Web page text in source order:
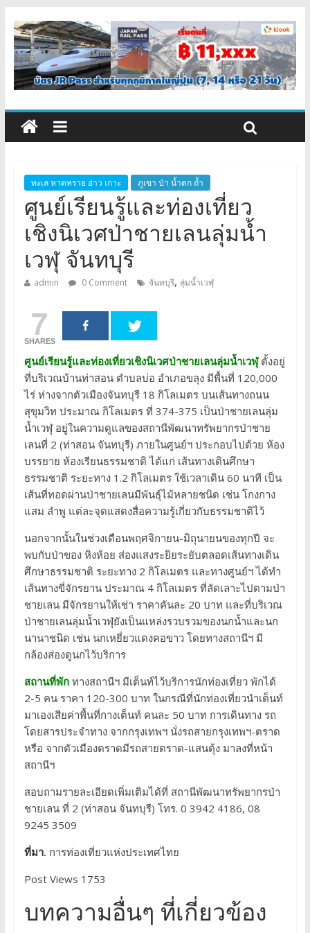
ทะเล หาดทราย อ่าว เกาะ ภูเขา ป่า น้ำตก ถ้ำ
ศูนย์เรียนรู้และท่องเที่ยว
เชิงนิเวศป่าชายเลนลุ่มน้ำ
เวฬุ จันทบุรี
admin 0 Comment จันทบุรี, ลุ่มน้ำเวฬุ
7
SHARES
ศูนย์เรียนรู้และท่องเที่ยวเชิงนิเวศป่าชายเลนลุ่มน้ำเวฬุตั้งอยู่
ที่บริเวณบ้านท่าสอน ตำบลบ่อ อำเภอขลุง มีพื้นที่ 120,000
ไร่ ห่างจากตัวเมืองจันทบุรี 18 กิโลเมตร บนเส้นทางถนน
สุขุมวิท ประมาณ กิโลเมตร ที่ 374-375 เป็นป่าชายเลนลุ่ม
น้ำเวฬุ อยู่ในความดูแลของสถานีพัฒนาทรัพยากรป่าชาย
เลนที่ 2 (ท่าสอน จันทบุรี) ภายในศูนย์ฯ ประกอบไปด้วย ห้อง
บรรยาย ห้องเรียนธรรมชาติ ได้แก่ เส้นทางเดินศึกษา
ธรรมชาติ ระยะทาง 1.2 กิโลเมตร ใช้เวลาเดิน 60 นาที เป็น
เส้นที่ทอดผ่านป่าชายเลนมีพันธุ์ไม้หลายชนิด เช่น โกงกาง
แสม ลำพู แต่ละจุดแสดงสื่อความรู้เกี่ยวกับธรรมชาติไว้
นอกจากนั้นในช่วงเดือนพฤศจิกายน-มิถุนายนของทุกปี จะ
พบกับป่าของ หิงห้อย ส่องแสงระยิยระยับตลอดเส้นทางเดิน
ศึกษาธรรมชาติ ระยะทาง 2 กิโลเมตร และทางศูนย์ฯ ได้ทำ
เส้นทางขี่จักรยาน ประมาณ 4 กิโลเมตร ที่ลัดเลาะไปตามป่า
ชายเลน มีจักรยานให้เช่า ราคาคันละ 20 บาท และที่บริเวณ
ป่าชายเลนลุ่มน้ำเวฬุยังเป็นแหล่งรวบรวมของนกน้ำและนก
นานาชนิด เช่น นกเหยี่ยวแดงคอขาว โดยทางสถานีฯ มี
กล้องส่องดูนกไว้บริการ
สถานที่พักทางสถานีฯ มีเต็นท์ไว้บริการนักท่องเที่ยว พักได้
2-5 คน ราคา 120-300 บาท ในกรณีที่นักท่องเที่ยวนำเต็นท์
มาเองเสียค่าพื้นที่กางเต็นท์ คนละ 50 บาท การเดินทาง รถ
โดยสารประจำทาง จากกรุงเทพฯ นั่งรถสายกรุงเทพฯ-ตราด
หรือ จากตัวเมืองตราดมีรถสายตราด-แสนตุ้ง มาลงที่หน้า
สถานีฯ
สอบถามรายละเอียดเพิ่มเติมได้ที่ สถานีพัฒนาทรัพยากรป่า
ชายเลน ที่ 2 (ท่าสอน จันทบุรี) โทร. 0 3942 4186, 08
9245 3509
ที่มา. การท่องเที่ยวแห่งประเทศไทย
Post Views 1753
บทความอื่นๆ ที่เกี่ยวข้อง